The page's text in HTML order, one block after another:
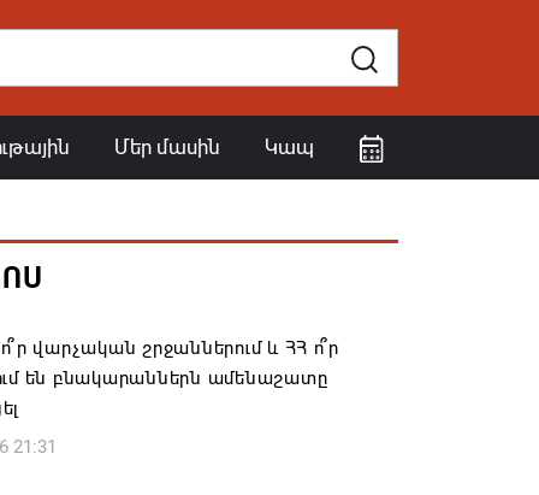
Մեր մասին Կապ
վարչական շրջաններում և ՀՀ ո՞ր
են բնակարաններն ամենաշատը
21:31